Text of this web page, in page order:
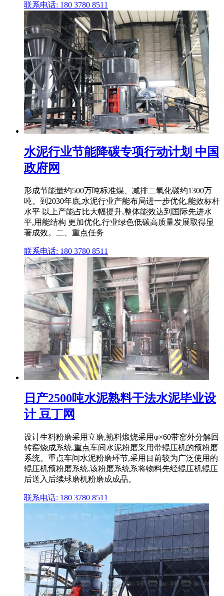
联系电话: 180 3780 8511
水泥行业节能降碳专项行动计划 中国
政府网
形成节能量约500万吨标准煤、减排二氧化碳约1300万
吨。到2030年底,水泥行业产能布局进一步优化,能效标杆
水平 以上产能占比大幅提升,整体能效达到国际先进水
平,用能结构 更加优化,行业绿色低碳高质量发展取得显
著成效。二、重点任务
联系电话: 180 3780 8511
日产2500吨水泥熟料干法水泥毕业设
计 豆丁网
设计生料粉磨采用立磨,熟料煅烧采用φ×60带窑外分解回
转窑烧成系统,重点车间水泥粉磨采用带辊压机的预粉磨
系统。重点车间水泥粉磨环节,采用目前较为广泛使用的
辊压机预粉磨系统,该粉磨系统系将物料先经辊压机辊压
后送入后续球磨机粉磨成成品。
联系电话: 180 3780 8511